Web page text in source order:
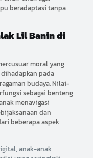
beradaptasi tanpa
Lil Banin di
moral yang
pada
budaya. Nilai-
sebagai benteng
menavigasi
dan
beberapa aspek
anak-anak